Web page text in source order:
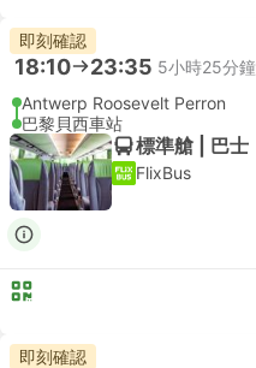
即刻確認
18:10 23:35 5小時25分鐘
Antwerp Roosevelt Perron
巴黎貝西車站
標準艙 | 巴士
FlixBus
即刻確認